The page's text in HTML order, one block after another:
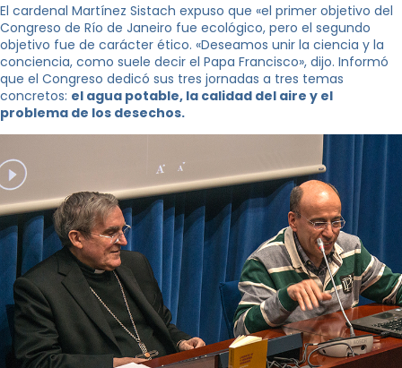
El cardenal Martínez Sistach expuso que «el primer objetivo del
Congreso de Río de Janeiro fue ecológico, pero el segundo
objetivo fue de carácter ético. «Deseamos unir la ciencia y la
conciencia, como suele decir el Papa Francisco», dijo. Informó
que el Congreso dedicó sus tres jornadas a tres temas
concretos: el agua potable, la calidad del aire y el
problema de los desechos.